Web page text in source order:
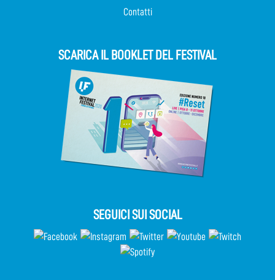
Contatti
SCARICA IL BOOKLET DEL FESTIVAL
SEGUICI SUI SOCIAL